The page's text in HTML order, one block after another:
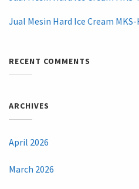
Jual Mesin Hard Ice Cream
RECENT COMMENTS
ARCHIVES
April 2026
March 2026